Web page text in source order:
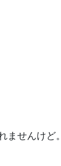
せんけど。